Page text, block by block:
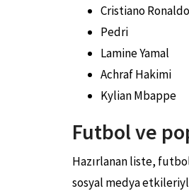
Cristiano Ronaldo
Pedri
Lamine Yamal
Achraf Hakimi
Kylian Mbappe
Futbol ve
Hazırlanan liste,
sosyal medya